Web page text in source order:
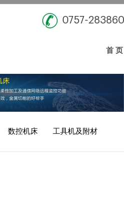
0757-
首 页
数控机床 工具机及附材